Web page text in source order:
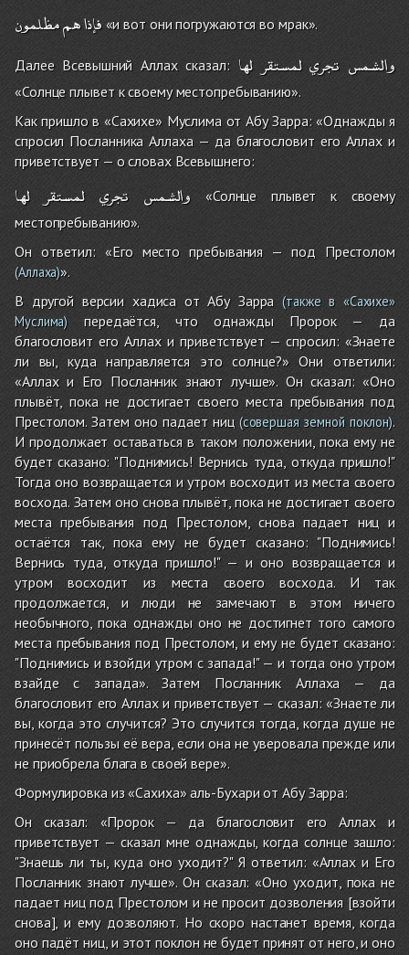
فإذاهممظلمون «и вот они погружаются во мрак».
Далее Всевышний Аллах сказал: والشمس تجري لمستقر لها
«Солнце плывет к своему местопребыванию».
Как пришло в «Сахихе» Муслима от Абу Зарра: «Однажды я
спросил Посланника Аллаха — да благословит его Аллах и
приветствует — о словах Всевышнего:
والشمس تجري لمستقر لها
«Солнце плывет к своему
местопребыванию».
Он ответил: «Его место пребывания — под Престолом
(Аллаха)».
В другой версии хадиса от Абу Зарра (также в «Сахихе»
Муслима) передаётся, что однажды Пророк — да
благословит его Аллах и приветствует — спросил: «Знаете
ли вы, куда направляется это солнце?» Они ответили:
«Аллах и Его Посланник знают лучше». Он сказал: «Оно
плывёт, пока не достигает своего места пребывания под
Престолом. Затем оно падает ниц(совершая земной поклон).
И продолжает оставаться в таком положении, пока ему не
будет сказано: "Поднимись! Вернись туда, откуда пришло!"
Тогда оно возвращается и утром восходит из места своего
восхода. Затем оно снова плывёт, пока не достигает своего
места пребывания под Престолом, снова падает ниц и
остаётся так, пока ему не будет сказано: "Поднимись!
Вернись туда, откуда пришло!" — и оно возвращается и
утром восходит из места своего восхода. И так
продолжается, и люди не замечают в этом ничего
необычного, пока однажды оно не достигнет того самого
места пребывания под Престолом, и ему не будет сказано:
"Поднимись и взойди утром с запада!" — и тогда оно утром
взайде с запада». Затем Посланник Аллаха — да
благословит его Аллах и приветствует — сказал: «Знаете ли
вы, когда это случится? Это случится тогда, когда душе не
принесёт пользы её вера, если она не уверовала прежде или
не приобрела блага в своей вере».
Формулировка из «Сахиха» аль-Бухари от Абу Зарра:
Он сказал: «Пророк — да благословит его Аллах и
приветствует — сказал мне однажды, когда солнце зашло:
"Знаешь ли ты, куда оно уходит?" Я ответил: «Аллах и Его
Посланник знают лучше». Он сказал: «Оно уходит, пока не
падает ниц под Престолом и не просит дозволения [взойти
снова], и ему дозволяют. Но скоро настанет время, когда
оно падёт ниц, и этот поклон не будет принят от него, и оно